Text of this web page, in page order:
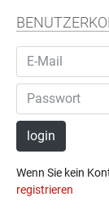
login
Wenn Sie kein
registrieren